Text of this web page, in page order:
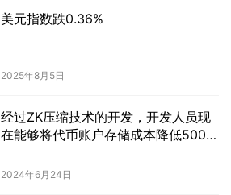
美元指数跌0.36%
2025年8月5日
经过ZK压缩技术的开发，开发人员现
在能够将代币账户存储成本降低5000
2024年6月24日